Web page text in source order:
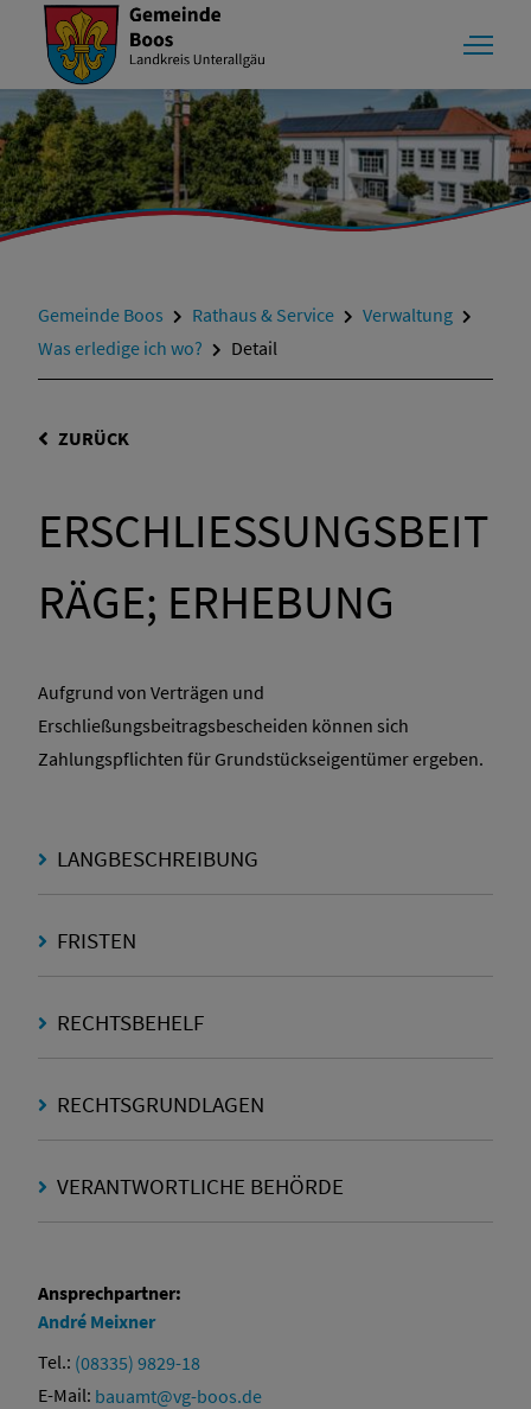
Gemeinde Boos Rathaus & Service
Verwaltung
Was erledige ich wo?
Detail
ZURÜCK
ERSCHLIESSUNGSBEITR
ÄGE; ERHEBUNG
Aufgrund von Verträgen und
Erschließungsbeitragsbescheiden können sich
Zahlungspflichten für Grundstückseigentümer ergeben.
LANGBESCHREIBUNG
FRISTEN
RECHTSBEHELF
RECHTSGRUNDLAGEN
VERANTWORTLICHE BEHÖRDE
Ansprechpartner:
André Meixner
Tel.: (08335) 9829-18
E-Mail: bauamt@vg-boos.de